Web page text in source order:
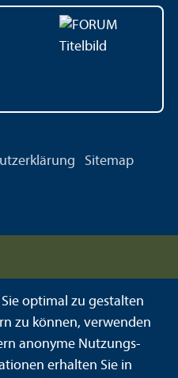
Sitemap
optimal zu gestalten
zu können, verwenden
anonyme Nutzungs­
erhalten Sie in